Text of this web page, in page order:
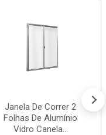
Janela De Correr 2
Folhas De Alumínio
Vidro Canela...